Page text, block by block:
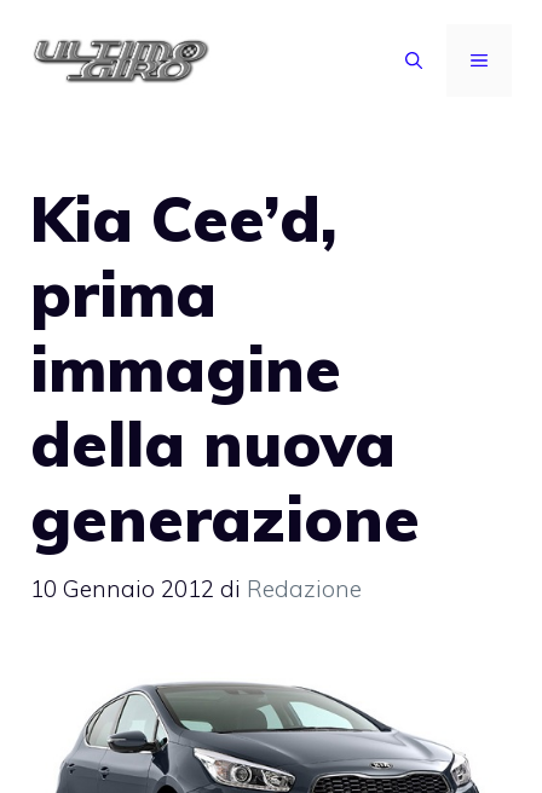
MENU
Kia Cee’d,
prima
immagine
della nuova
generazione
10 Gennaio 2012 di Redazione